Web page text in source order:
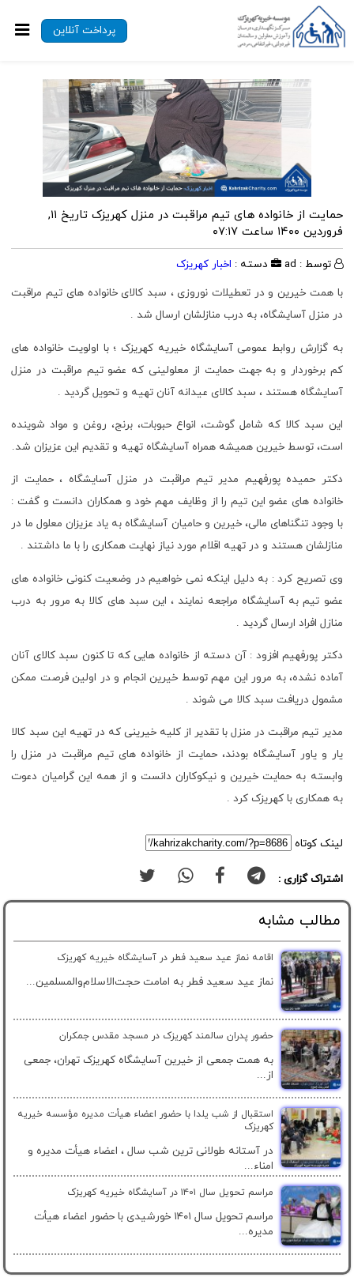
پرداخت آنلاین
حمایت از خانواده های تیم مراقبت در منزل کهریزک
تاریخ ۱۱,
فروردین ۱۴۰۰ ساعت ۰۷:۱۷
توسط : ad دسته : اخبار کهریزک
با همت خیرین و در تعطیلات نوروزی ، سبد کالای خانواده های تیم مراقبت
در منزل آسایشگاه، به درب منازلشان ارسال شد .
به گزارش روابط عمومی آسایشگاه خیریه کهریزک ؛ با اولویت خانواده های
کم برخوردار و به جهت حمایت از معلولینی که عضو تیم مراقبت در منزل
آسایشگاه هستند ، سبد کالای عیدانه آنان تهیه و تحویل گردید .
این سبد کالا که شامل گوشت، انواع حبوبات، برنج، روغن و مواد شوینده
است، توسط خیرین همیشه همراه آسایشگاه تهیه و تقدیم این عزیزان شد.
دکتر حمیده پورفهیم مدیر تیم مراقبت در منزل آسایشگاه ، حمایت از
خانواده های عضو این تیم را از وظایف مهم خود و همکاران دانست و گفت :
با وجود تنگناهای مالی، خیرین و حامیان آسایشگاه به یاد عزیزان معلول ما در
منازلشان هستند و در تهیه اقلام مورد نیاز نهایت همکاری را با ما داشتند .
وی تصریح کرد : به دلیل اینکه نمی خواهیم در وضعیت کنونی خانواده های
عضو تیم به آسایشگاه مراجعه نمایند ، این سبد های کالا به مرور به درب
منازل افراد ارسال گردید .
دکتر پورفهیم افزود : آن دسته از خانواده هایی که تا کنون سبد کالای آنان
آماده نشده، به مرور این مهم توسط خیرین انجام و در اولین فرصت ممکن
مشمول دریافت سبد کالا می شوند .
مدیر تیم مراقبت در منزل با تقدیر از کلیه خیرینی که در تهیه این سبد کالا
یار و یاور آسایشگاه بودند، حمایت از خانواده های تیم مراقبت در منزل را
وابسته به حمایت خیرین و نیکوکاران دانست و از همه این گرامیان دعوت
به همکاری با کهریزک کرد .
لینک کوتاه
اشتراک گزاری :
مطالب مشابه
اقامه نماز عید سعید فطر در آسایشگاه خیریه کهریزک
نماز عید سعید فطر به امامت حجت‌الاسلام‌والمسلمین...
حضور پدران سالمند کهریزک در مسجد مقدس جمکران
به همت جمعی از خیرین آسایشگاه کهریزک تهران، جمعی
از...
استقبال از شب یلدا با حضور اعضاء هیأت مدیره مؤسسه خیریه
کهریزک
در آستانه طولانی ترین شب سال ، اعضاء هیأت مدیره و
امناء...
مراسم تحویل سال ۱۴۰۱ در آسایشگاه خیریه کهریزک
مراسم تحویل سال ۱۴۰۱ خورشیدی با حضور اعضاء هیأت
مدیره...